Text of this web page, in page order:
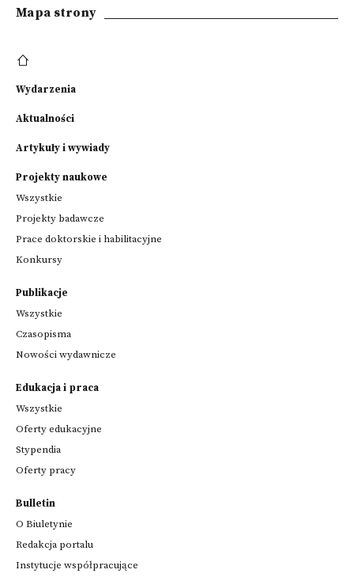
Mapa strony
Wydarzenia
Aktualności
Artykuły i wywiady
Projekty naukowe
Wszystkie
Projekty badawcze
Prace doktorskie i habilitacyjne
Konkursy
Publikacje
Wszystkie
Czasopisma
Nowości wydawnicze
Edukacja i praca
Wszystkie
Oferty edukacyjne
Stypendia
Oferty pracy
Bulletin
O Biuletynie
Redakcja portalu
Instytucje współpracujące